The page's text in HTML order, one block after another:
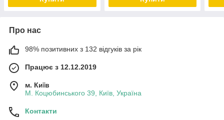
Про нас
98% позитивних з 132 відгуків за рік
Працює з 12.12.2019
м. Київ
М. Коцюбинського 39, Київ, Україна
Контакти